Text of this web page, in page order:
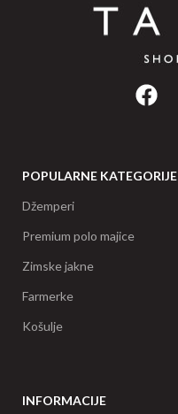
POPULARNE KATEGORIJE
Džemperi
Premium polo majice
Zimske jakne
Farmerke
Košulje
INFORMACIJE